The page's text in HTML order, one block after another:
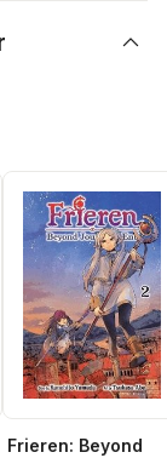
Frieren: Beyond